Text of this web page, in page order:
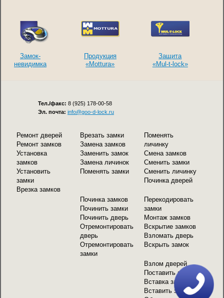
Замок-
невидимка
Продукция
«Mottura»
Защита
«Mul-t-lock»
Тел./факс: 8 (925) 178-00-58
Эл. почта: info@goo-d-lock.ru
Ремонт дверей
Ремонт замков
Установка
замков
Установить
замки
Врезка замков
Врезать замки
Замена замков
Заменить замок
Замена личинок
Поменять замки
Поменять
личинку
Смена замков
Сменить замки
Сменить личинку
Починка дверей
Починка замков
Починить замки
Починить дверь
Отремонтировать
дверь
Отремонтировать
замки
Перекодировать
замки
Монтаж замков
Вскрытие замков
Взломать дверь
Вскрыть замок
Взлом дверей
Поставить замок
Вставка замков
Вставить замок